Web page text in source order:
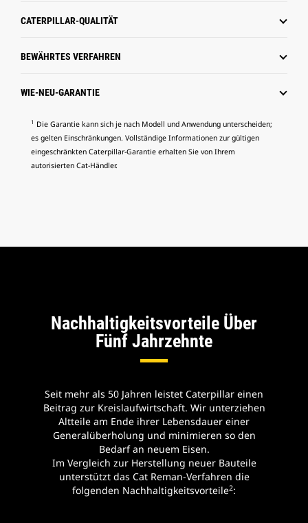
CATERPILLAR-QUALITÄT
BEWÄHRTES VERFAHREN
WIE-NEU-GARANTIE
1 Die Garantie kann sich je nach Modell und Anwendung unterscheiden;
es gelten Einschränkungen. Vollständige Informationen zur gültigen
eingeschränkten Caterpillar-Garantie erhalten Sie von Ihrem
autorisierten Cat-Händler.
Nachhaltigkeitsvorteile Über
Fünf Jahrzehnte
Seit mehr als 50 Jahren leistet Caterpillar einen
Beitrag zur Kreislaufwirtschaft. Wir unterziehen
Altteile am Ende ihrer Lebensdauer einer
Generalüberholung und minimieren so den
Bedarf an neuem Eisen.
Im Vergleich zur Herstellung neuer Bauteile
unterstützt das Cat Reman-Verfahren die
folgenden Nachhaltigkeitsvorteile2: